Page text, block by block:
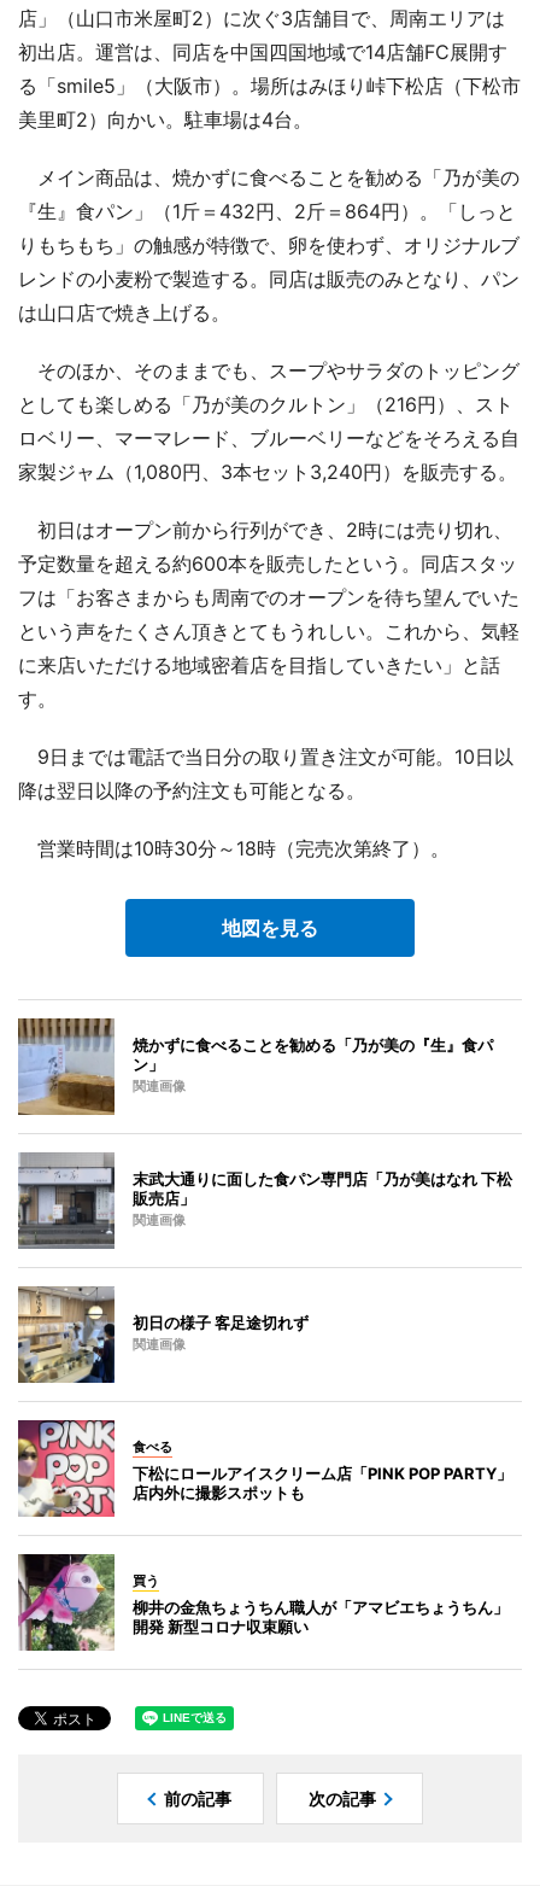
店」（山口市米屋町2）に次ぐ3店舗目で、周南エリアは
初出店。運営は、同店を中国四国地域で14店舗FC展開す
る「smile5」（大阪市）。場所はみほり峠下松店（下松市
美里町2）向かい。駐車場は4台。
メイン商品は、焼かずに食べることを勧める「乃が美の
『生』食パン」（1斤＝432円、2斤＝864円）。「しっと
りもちもち」の触感が特徴で、卵を使わず、オリジナルブ
レンドの小麦粉で製造する。同店は販売のみとなり、パン
は山口店で焼き上げる。
そのほか、そのままでも、スープやサラダのトッピング
としても楽しめる「乃が美のクルトン」（216円）、スト
ロベリー、マーマレード、ブルーベリーなどをそろえる自
家製ジャム（1,080円、3本セット3,240円）を販売する。
初日はオープン前から行列ができ、2時には売り切れ、
予定数量を超える約600本を販売したという。同店スタッ
フは「お客さまからも周南でのオープンを待ち望んでいた
という声をたくさん頂きとてもうれしい。これから、気軽
に来店いただける地域密着店を目指していきたい」と話
す。
9日までは電話で当日分の取り置き注文が可能。10日以
降は翌日以降の予約注文も可能となる。
営業時間は10時30分～18時（完売次第終了）。
地図を見る
焼かずに食べることを勧める「乃が美の『生』食パ
ン」
関連画像
末武大通りに面した食パン専門店「乃が美はなれ 下松
販売店」
関連画像
初日の様子 客足途切れず
関連画像
食べる
下松にロールアイスクリーム店「PINK POP PARTY」
店内外に撮影スポットも
買う
柳井の金魚ちょうちん職人が「アマビエちょうちん」
開発 新型コロナ収束願い
前の記事 次の記事